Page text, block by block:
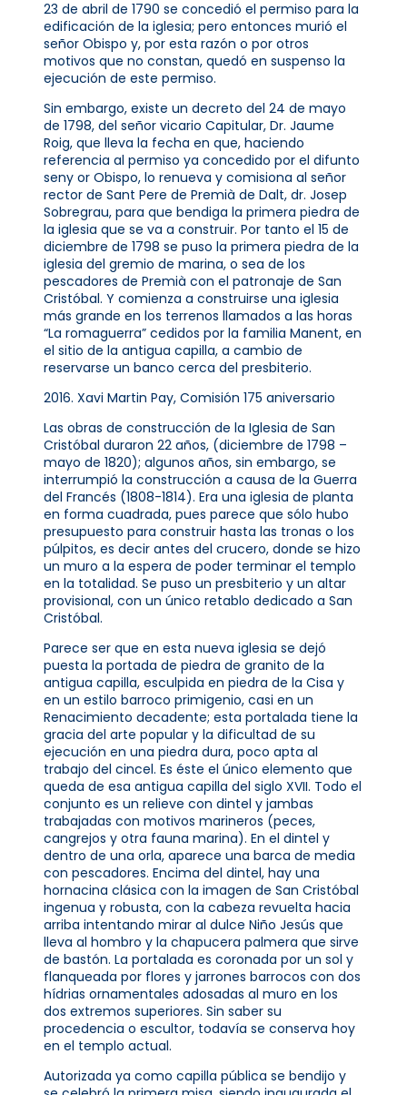
23 de abril de 1790 se concedió el permiso para la
edificación de la iglesia; pero entonces murió el
señor Obispo y, por esta razón o por otros
motivos que no constan, quedó en suspenso la
ejecución de este permiso.
Sin embargo, existe un decreto del 24 de mayo
de 1798, del señor vicario Capitular, Dr. Jaume
Roig, que lleva la fecha en que, haciendo
referencia al permiso ya concedido por el difunto
seny or Obispo, lo renueva y comisiona al señor
rector de Sant Pere de Premià de Dalt, dr. Josep
Sobregrau, para que bendiga la primera piedra de
la iglesia que se va a construir. Por tanto el 15 de
diciembre de 1798 se puso la primera piedra de la
iglesia del gremio de marina, o sea de los
pescadores de Premià con el patronaje de San
Cristóbal. Y comienza a construirse una iglesia
más grande en los terrenos llamados a las horas
“La romaguerra” cedidos por la familia Manent, en
el sitio de la antigua capilla, a cambio de
reservarse un banco cerca del presbiterio.
2016. Xavi Martin Pay, Comisión 175 aniversario
Las obras de construcción de la Iglesia de San
Cristóbal duraron 22 años, (diciembre de 1798 –
mayo de 1820); algunos años, sin embargo, se
interrumpió la construcción a causa de la Guerra
del Francés (1808-1814). Era una iglesia de planta
en forma cuadrada, pues parece que sólo hubo
presupuesto para construir hasta las tronas o los
púlpitos, es decir antes del crucero, donde se hizo
un muro a la espera de poder terminar el templo
en la totalidad. Se puso un presbiterio y un altar
provisional, con un único retablo dedicado a San
Cristóbal.
Parece ser que en esta nueva iglesia se dejó
puesta la portada de piedra de granito de la
antigua capilla, esculpida en piedra de la Cisa y
en un estilo barroco primigenio, casi en un
Renacimiento decadente; esta portalada tiene la
gracia del arte popular y la dificultad de su
ejecución en una piedra dura, poco apta al
trabajo del cincel. Es éste el único elemento que
queda de esa antigua capilla del siglo XVII. Todo el
conjunto es un relieve con dintel y jambas
trabajadas con motivos marineros (peces,
cangrejos y otra fauna marina). En el dintel y
dentro de una orla, aparece una barca de media
con pescadores. Encima del dintel, hay una
hornacina clásica con la imagen de San Cristóbal
ingenua y robusta, con la cabeza revuelta hacia
arriba intentando mirar al dulce Niño Jesús que
lleva al hombro y la chapucera palmera que sirve
de bastón. La portalada es coronada por un sol y
flanqueada por flores y jarrones barrocos con dos
hídrias ornamentales adosadas al muro en los
dos extremos superiores. Sin saber su
procedencia o escultor, todavía se conserva hoy
en el templo actual.
Autorizada ya como capilla pública se bendijo y